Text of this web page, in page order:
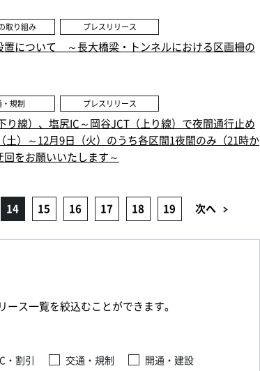
取り組み プレスリリース
置について ～長大橋梁・トンネルにおける区画柵の
規制 プレスリリース
り線）、塩尻IC～岡谷JCT（上り線）で夜間通行止め
）～12月9日（火）のうち各区間1夜間のみ（21時か
をお願いいたします～
14 15 16 17 18 19 次へ
ス一覧を絞込むことができます。
・割引 交通・規制
開通・建設